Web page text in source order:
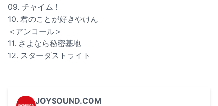
09. チャイム！
10. 君のことが好きやけん
＜アンコール＞
11. さよなら秘密基地
12. スターダストライト
JOYSOUND.COM